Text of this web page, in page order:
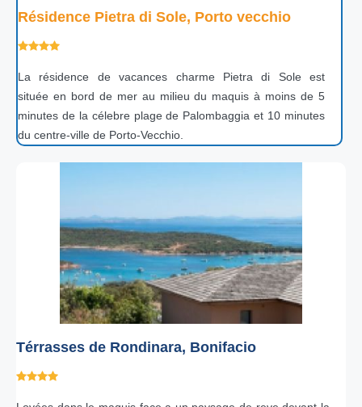
Résidence Pietra di Sole, Porto vecchio
La résidence de vacances charme Pietra di Sole est
située en bord de mer au milieu du maquis à moins de 5
minutes de la célebre plage de Palombaggia et 10 minutes
du centre-ville de Porto-Vecchio.
Térrasses de Rondinara, Bonifacio